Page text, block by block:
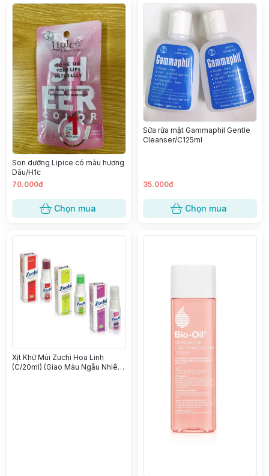
Son dưỡng Lipice có màu hương
Dâu/H1c
70.000đ
Chọn mua
Sữa rửa mặt Gammaphil Gentle
Cleanser/C125ml
35.000đ
Chọn mua
Xịt Khử Mùi Zuchi Hoa Linh
(C/20ml) (Giao Màu Ngẫu Nhiên)